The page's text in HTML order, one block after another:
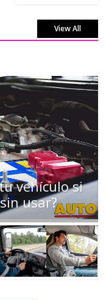
View All
Motos Movilidad
destino de